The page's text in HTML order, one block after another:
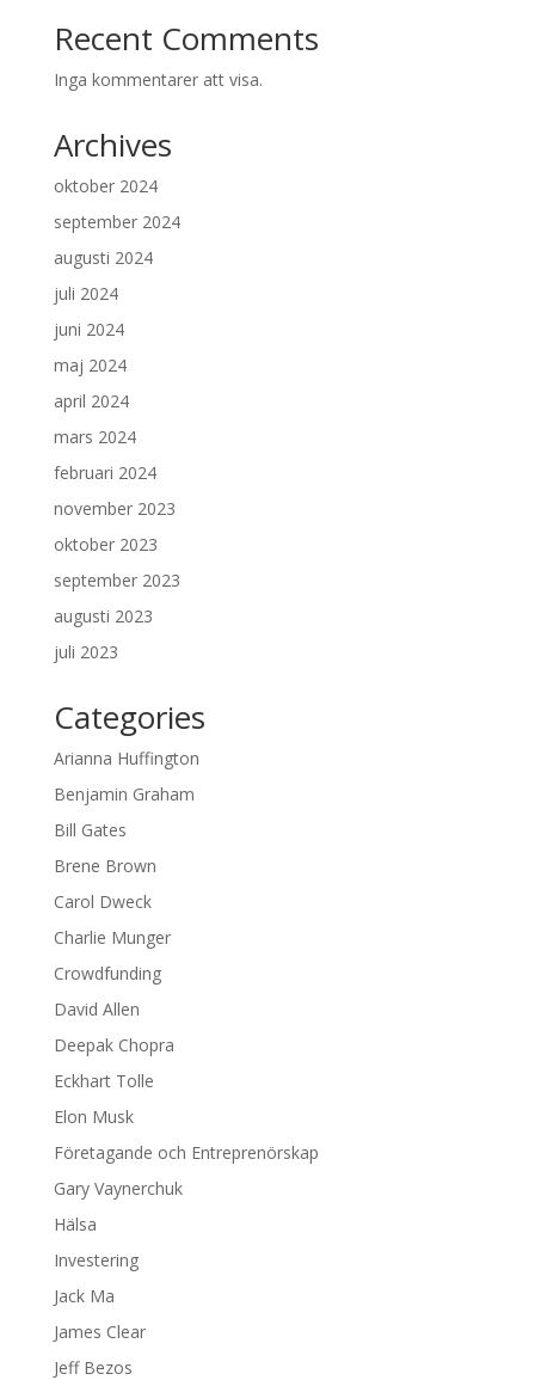
Recent Comments
Inga kommentarer att visa.
Archives
oktober 2024
september 2024
augusti 2024
juli 2024
juni 2024
maj 2024
april 2024
mars 2024
februari 2024
november 2023
oktober 2023
september 2023
augusti 2023
juli 2023
Categories
Arianna Huffington
Benjamin Graham
Bill Gates
Brene Brown
Carol Dweck
Charlie Munger
Crowdfunding
David Allen
Deepak Chopra
Eckhart Tolle
Elon Musk
Företagande och Entreprenörskap
Gary Vaynerchuk
Hälsa
Investering
Jack Ma
James Clear
Jeff Bezos